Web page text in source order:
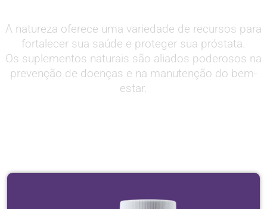
A natureza oferece uma variedade de recursos para
fortalecer sua saúde e proteger sua próstata.
Os suplementos naturais são aliados poderosos na
prevenção de doenças e na manutenção do bem-
estar.